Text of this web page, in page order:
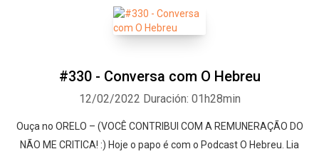
#330 - Conversa com O Hebreu
12/02/2022 Duración: 01h28min
Ouça no ORELO – (VOCÊ CONTRIBUI COM A REMUNERAÇÃO DO
NÃO ME CRITICA! :) Hoje o papo é com o Podcast O Hebreu. Lia